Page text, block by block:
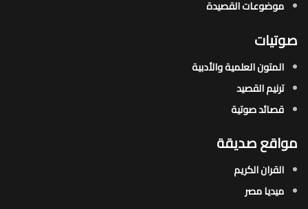
موضوعات القصيدة​
صوتيات
المتون العلمية والأدبية
ترنيم القصيد
قصائد صوتية
مواقع صديقة
القران الكريم
ميديا مصر